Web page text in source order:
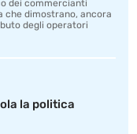
dei commercianti
che dimostrano, ancora
degli operatori
la politica